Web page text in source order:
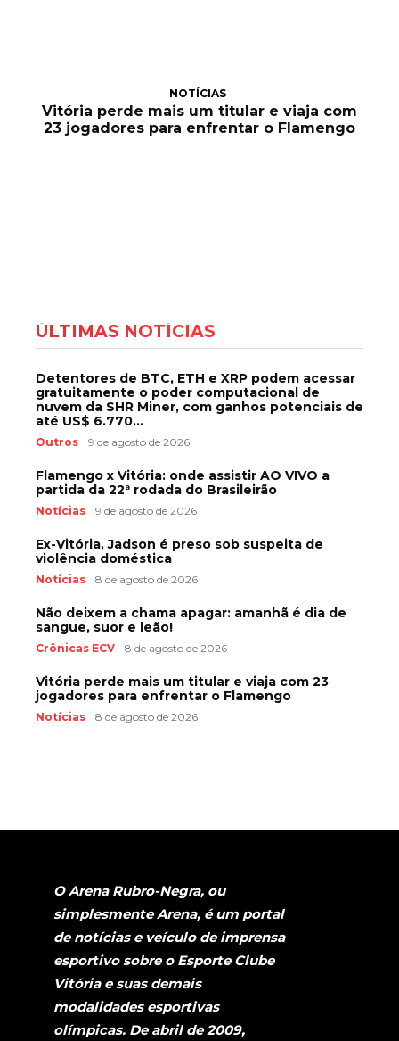
NOTÍCIAS
Vitória perde mais um titular e viaja com
23 jogadores para enfrentar o Flamengo
ÚLTIMAS NOTÍCIAS
Detentores de BTC, ETH e XRP podem acessar
gratuitamente o poder computacional de
nuvem da SHR Miner, com ganhos potenciais de
até US$ 6.770...
Outros 9 de agosto de 2026
Flamengo x Vitória: onde assistir AO VIVO a
partida da 22ª rodada do Brasileirão
Notícias 9 de agosto de 2026
Ex-Vitória, Jadson é preso sob suspeita de
violência doméstica
Notícias 8 de agosto de 2026
Não deixem a chama apagar: amanhã é dia de
sangue, suor e leão!
Crônicas ECV 8 de agosto de 2026
Vitória perde mais um titular e viaja com 23
jogadores para enfrentar o Flamengo
Notícias 8 de agosto de 2026
O Arena Rubro-Negra, ou
simplesmente Arena, é um portal
de notícias e veículo de imprensa
esportivo sobre o Esporte Clube
Vitória e suas demais
modalidades esportivas
olímpicas. De abril de 2009,